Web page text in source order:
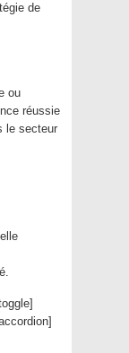
de
ou
réussie
le secteur